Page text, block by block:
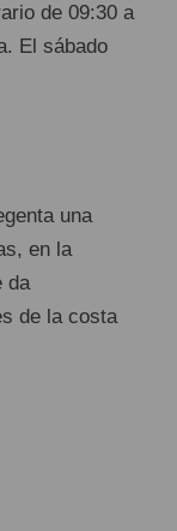
de 09:30 a
El sábado
una
en la
da
de la costa